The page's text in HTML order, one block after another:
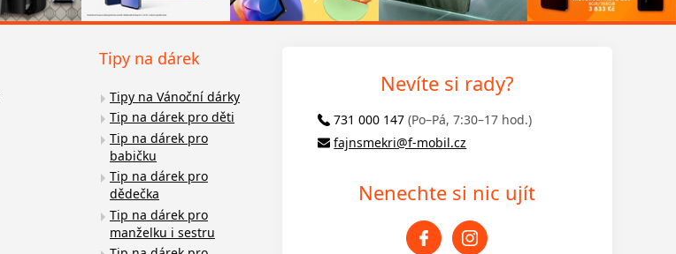
Tipy na dárek
Tipy na Vánoční dárky
Tip na dárek pro děti
Tip na dárek pro
babičku
Tip na dárek pro
dědečka
Tip na dárek pro
manželku i sestru
Nevíte si rady?
731 000 147 (Po–Pá, 7:30–17 hod.)
fajnsmekri@f-mobil.cz
Nenechte si nic ujít